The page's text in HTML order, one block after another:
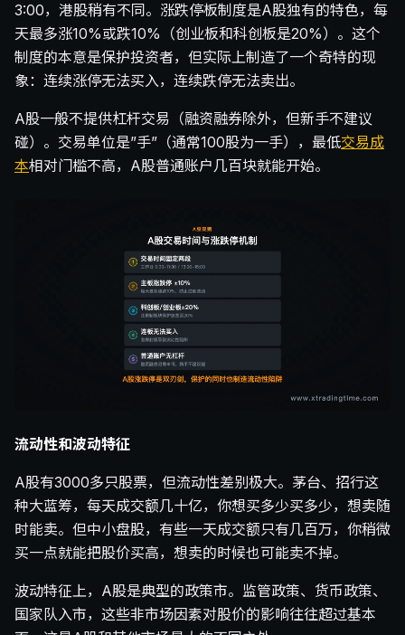
3:00，港股稍有不同。涨跌停板制度是A股独有的特色，每
天最多涨10%或跌10%（创业板和科创板是20%）。这个
制度的本意是保护投资者，但实际上制造了一个奇特的现
象：连续涨停无法买入，连续跌停无法卖出。
A股一般不提供杠杆交易（融资融券除外，但新手不建议
碰）。交易单位是”手”（通常100股为一手），最低交易成
本相对门槛不高，A股普通账户几百块就能开始。
流动性和波动特征
A股有3000多只股票，但流动性差别极大。茅台、招行这
种大蓝筹，每天成交额几十亿，你想买多少买多少，想卖随
时能卖。但中小盘股，有些一天成交额只有几百万，你稍微
买一点就能把股价买高，想卖的时候也可能卖不掉。
波动特征上，A股是典型的政策市。监管政策、货币政策、
国家队入市，这些非市场因素对股价的影响往往超过基本